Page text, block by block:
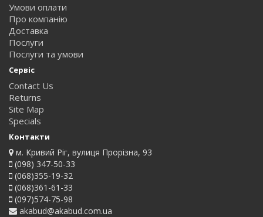
Умови оплати
Про компанію
Доставка
Послуги
Послуги та умови
Сервіс
Contact Us
Returns
Site Map
Specials
Контакти
м. Кривий Ріг, вулиця Прорізна, 93
(098) 347-50-33
(068)355-19-32
(068)361-61-33
(097)574-75-98
akabud@akabud.com.ua